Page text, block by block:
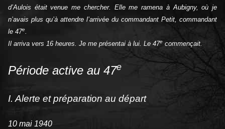
d’Aulois était venue me chercher. Elle me ramena à Aubigny, où je
n’avais plus qu’à attendre l’arrivée du commandant Petit, commandant
le 47e.
Il arriva vers 16 heures. Je me présentai à lui. Le 47e commençait.
Période active au 47e
I. Alerte et préparation au départ
10 mai 1940